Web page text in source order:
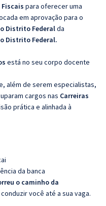
Fiscais para oferecer uma
em aprovação para o
Distrito Federalda
Distrito Federal.
está no seu corpo docente
além de serem especialistas,
cargos nas Carreiras
prática e alinhada à
da banca
o caminho da
você até a sua vaga.